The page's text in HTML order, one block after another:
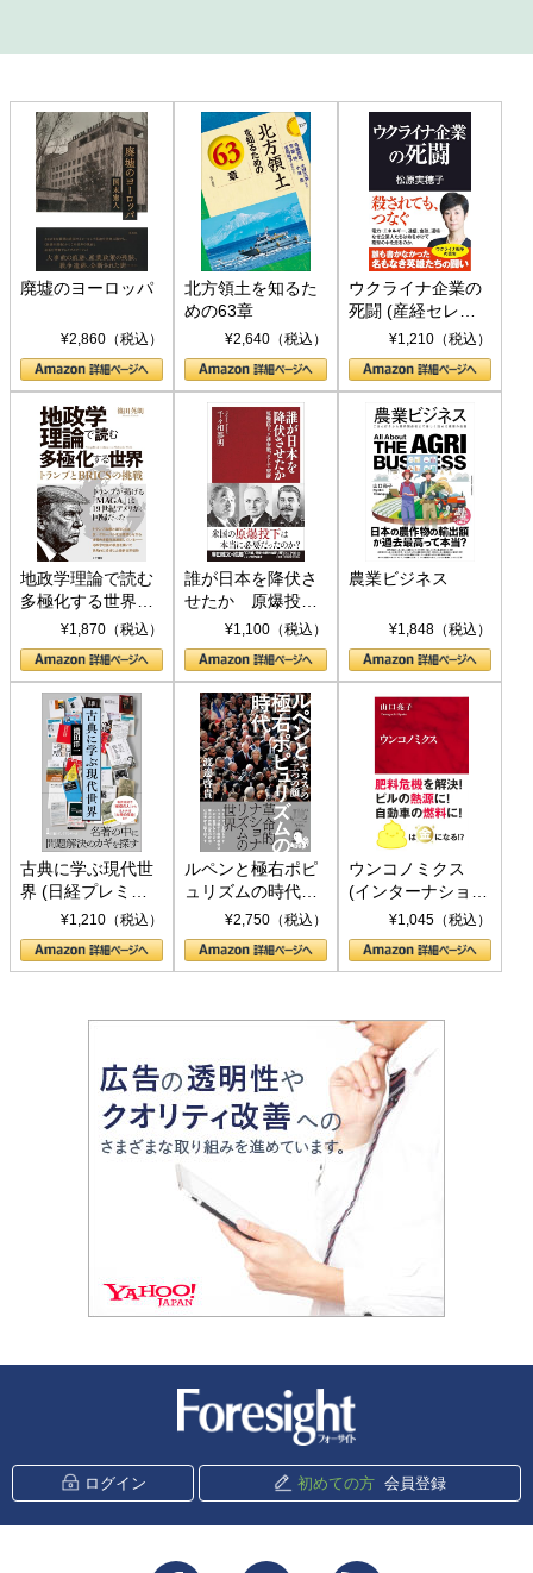
廃墟のヨーロッパ
¥2,860（税込）
北方領土を知るた
めの63章
¥2,640（税込）
ウクライナ企業の
死闘 (産経セレク
ト S 039)¥1,210（税込）
地政学理論で読む
多極化する世界：
トランプとBRICS
の挑戦
¥1,870（税込）
誰が日本を降伏さ
せたか 原爆投
下、ソ連参戦、そ
して聖断 (PHP新
書)
¥1,100（税込）
農業ビジネス
¥1,848（税込）
古典に学ぶ現代世
界 (日経プレミア
シリーズ)¥1,210（税込）
ルペンと極右ポピ
ュリズムの時代：
〈ヤヌス〉の二つ
の顔
¥2,750（税込）
ウンコノミクス
(インターナショナ
ル新書)¥1,045（税込）
ログイン 初めての方 会員登録